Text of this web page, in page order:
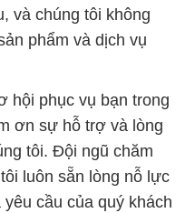
và chúng tôi không
phẩm và dịch vụ
hội phục vụ bạn trong
ơn sự hỗ trợ và lòng
tôi. Đội ngũ chăm
luôn sẵn lòng nỗ lực
cầu của quý khách